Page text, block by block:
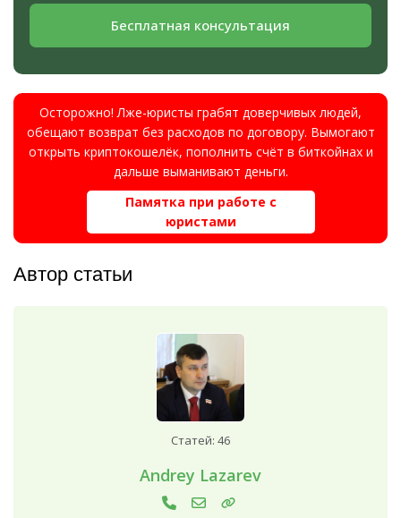
Бесплатная консультация
Осторожно! Лже-юристы грабят доверчивых людей,
обещают возврат без расходов по договору. Вымогают
открыть криптокошелёк, пополнить счёт в биткойнах и
дальше выманивают деньги.
Памятка при работе с
юристами
Автор статьи
Статей: 46
Andrey Lazarev